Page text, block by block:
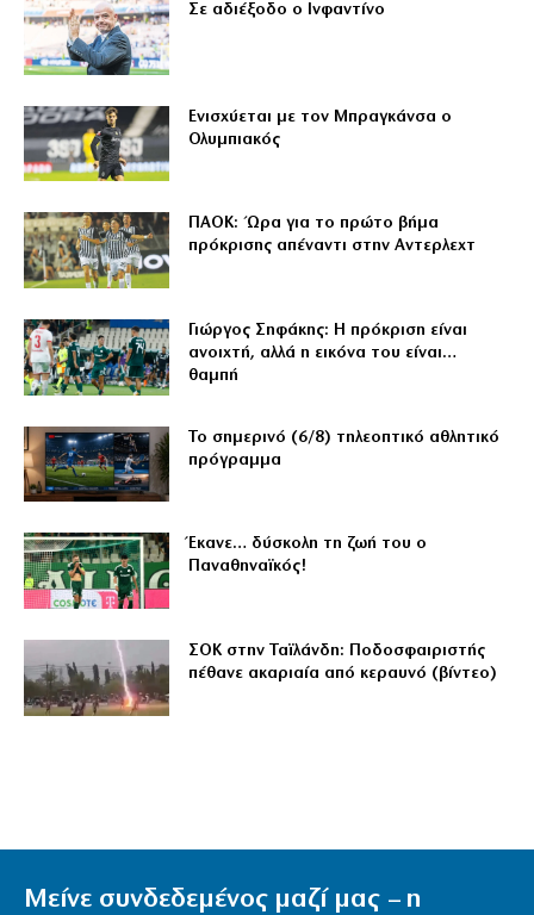
Σε αδιέξοδο ο Ινφαντίνο
Ενισχύεται με τον Μπραγκάνσα ο
Ολυμπιακός
ΠΑΟΚ: Ώρα για το πρώτο βήμα
πρόκρισης απέναντι στην Αντερλεχτ
Γιώργος Σηφάκης: Η πρόκριση είναι
ανοιχτή, αλλά η εικόνα του είναι…
θαμπή
Το σημερινό (6/8) τηλεοπτικό αθλητικό
πρόγραμμα
Έκανε… δύσκολη τη ζωή του ο
Παναθηναϊκός!
ΣΟΚ στην Ταϊλάνδη: Ποδοσφαιριστής
πέθανε ακαριαία από κεραυνό (βίντεο)
Μείνε συνδεδεμένος μαζί μας – η